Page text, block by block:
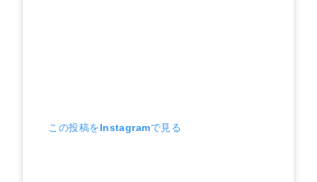
この投稿をInstagramで見る